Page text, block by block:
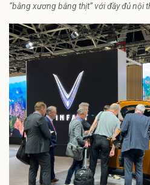
“bằng xương bằng thịt” với đầy đủ nội